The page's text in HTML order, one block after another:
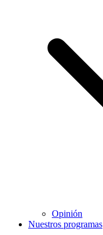
Opinión
Nuestros programas